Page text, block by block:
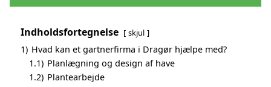
Indholdsfortegnelse skjul
1) Hvad kan et gartnerfirma i Dragør hjælpe med?
1.1) Planlægning og design af have
1.2) Plantearbejde